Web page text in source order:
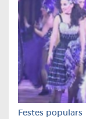
Festes populars